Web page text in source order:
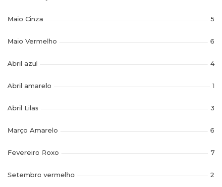
Maio Cinza 5
Maio Vermelho 6
Abril azul 4
Abril amarelo 1
Abril Lilas 3
Março Amarelo 6
Fevereiro Roxo 7
Setembro vermelho 2